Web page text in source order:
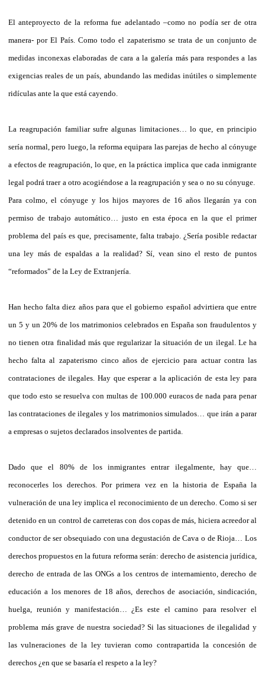
El anteproyecto de la reforma fue adelantado –como no podía ser de otra
manera- por El País. Como todo el zapaterismo se trata de un conjunto de
medidas inconexas elaboradas de cara a la galería más para respondes a las
exigencias reales de un país, abundando las medidas inútiles o simplemente
ridículas ante la que está cayendo.
La reagrupación familiar sufre algunas limitaciones… lo que, en principio
sería normal, pero luego, la reforma equipara las parejas de hecho al cónyuge
a efectos de reagrupación, lo que, en la práctica implica que cada inmigrante
legal podrá traer a otro acogiéndose a la reagrupación y sea o no su cónyuge.
Para colmo, el cónyuge y los hijos mayores de 16 años llegarán ya con
permiso de trabajo automático… justo en esta época en la que el primer
problema del país es que, precisamente, falta trabajo. ¿Sería posible redactar
una ley más de espaldas a la realidad? Sí, vean sino el resto de puntos
“reformados” de la Ley de Extranjería.
Han hecho falta diez años para que el gobierno español advirtiera que entre
un 5 y un 20% de los matrimonios celebrados en España son fraudulentos y
no tienen otra finalidad más que regularizar la situación de un ilegal. Le ha
hecho falta al zapaterismo cinco años de ejercicio para actuar contra las
contrataciones de ilegales. Hay que esperar a la aplicación de esta ley para
que todo esto se resuelva con multas de 100.000 euracos de nada para penar
las contrataciones de ilegales y los matrimonios simulados… que irán a parar
a empresas o sujetos declarados insolventes de partida.
Dado que el 80% de los inmigrantes entrar ilegalmente, hay que…
reconocerles los derechos. Por primera vez en la historia de España la
vulneración de una ley implica el reconocimiento de un derecho. Como si ser
detenido en un control de carreteras con dos copas de más, hiciera acreedor al
conductor de ser obsequiado con una degustación de Cava o de Rioja… Los
derechos propuestos en la futura reforma serán: derecho de asistencia jurídica,
derecho de entrada de las ONGs a los centros de internamiento, derecho de
educación a los menores de 18 años, derechos de asociación, sindicación,
huelga, reunión y manifestación… ¿Es este el camino para resolver el
problema más grave de nuestra sociedad? Si las situaciones de ilegalidad y
las vulneraciones de la ley tuvieran como contrapartida la concesión de
derechos ¿en que se basaría el respeto a la ley?